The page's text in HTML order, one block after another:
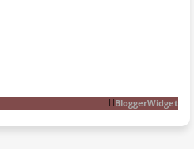
BloggerWidget